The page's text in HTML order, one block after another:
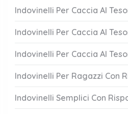
Indovinelli Per Caccia Al
Indovinelli Per Caccia Al
Indovinelli Per Caccia Al
Indovinelli Per Ragazzi Con
Indovinelli Semplici Con